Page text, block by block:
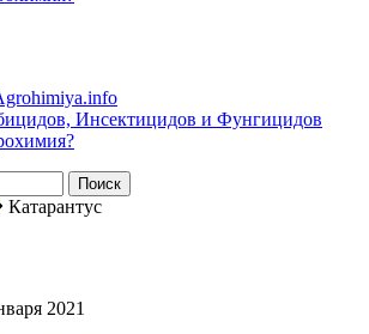
Инсектицидов и Фунгицидов
Катарантус
2021